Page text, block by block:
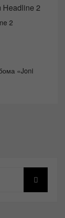
2
«Joni